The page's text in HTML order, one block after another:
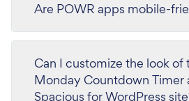
Are POWR apps mobile-
Can I customize the look of
Monday Countdown Timer
Spacious for WordPress